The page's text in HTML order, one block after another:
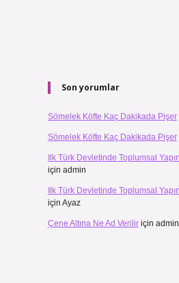
Son yorumlar
Sömelek Köfte Kaç Dakikada Pişer
Sömelek Köfte Kaç Dakikada Pişer
Ilk Türk Devletinde Toplumsal
için admin
Ilk Türk Devletinde Toplumsal
için Ayaz
Çene Altına Ne Ad Veriliriçin admin